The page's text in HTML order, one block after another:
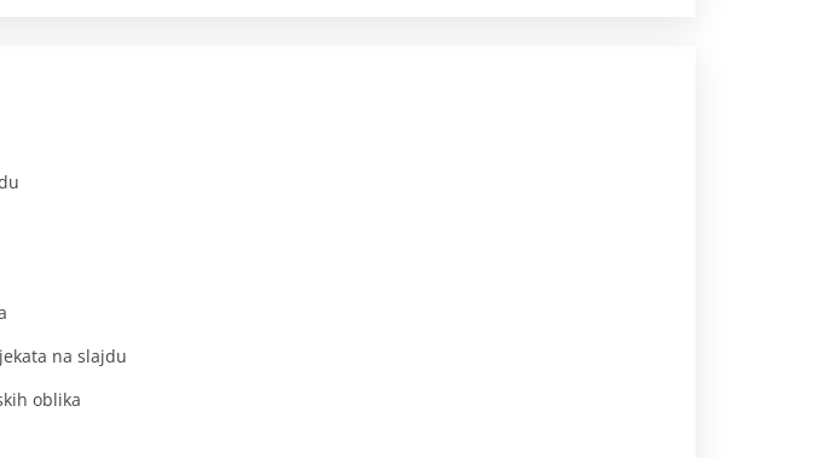
na slajdu
oblika